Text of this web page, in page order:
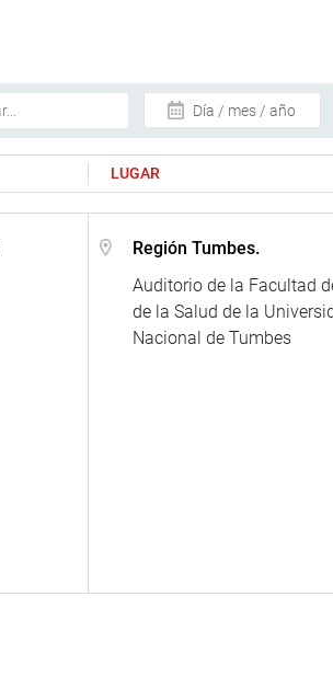
Día / mes / año
LUGAR
Región Tumbes.
Auditorio de la Facultad
de la Salud de la
Nacional de Tumbes